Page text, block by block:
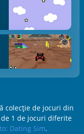
colecție de jocuri din
1 de jocuri diferite
Dating Sim.